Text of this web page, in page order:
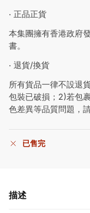
‧ 正品正貨
本集團擁有香港政府
書。
‧ 退貨/換貨
所有貨品一律不設退
包裝已破損；2)若包
色差異等品質問題，
已售完
描述